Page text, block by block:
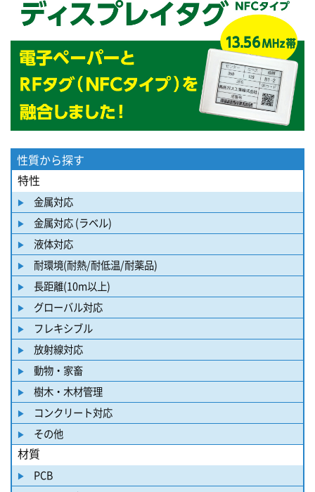
性質から探す
特性
金属対応
金属対応 (ラベル)
液体対応
耐環境(耐熱/耐低温/耐薬品)
長距離(10m以上)
グローバル対応
フレキシブル
放射線対応
動物・家畜
樹木・木材管理
コンクリート対応
その他
材質
PCB